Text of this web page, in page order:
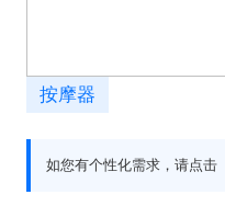
按摩器
如您有个性化需求，请点击